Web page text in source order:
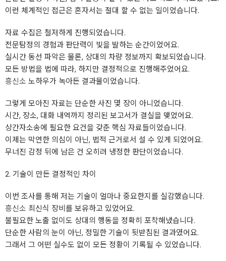
이런 체계적인 접근은 혼자서는 절대 할 수 없는 일이었습니다.
자료 수집은 철저하게 진행되었습니다.
전문탐정의 경험과 판단력이 빛을 발하는 순간이었어요.
실시간 동선 파악은 물론, 상대의 차량 정보까지 확보되었습니다.
모든 방법을 법에 따라, 하지만 결정적으로 진행해주었어요.
흥신소 노하우가 녹아든 결과물이었습니다.
그렇게 모아진 자료는 단순한 사진 몇 장이 아니었습니다.
시간, 장소, 대화 내역까지 정리된 보고서가 결실을 맺었어요.
상간자소송에 필요한 요건을 갖춘 핵심 자료들이었습니다.
이제는 막연한 의심이 아닌, 법적 근거로서 설 수 있게 되었어요.
무너진 감정 뒤에 남은 건 오히려 냉정한 판단이었습니다.
2. 기술이 만든 결정적인 차이
이번 조사를 통해 저는 기술이 얼마나 중요한지를 실감했습니다.
흥신소 최신식 장비를 보유하고 있었어요.
불필요한 노출 없이도 상대의 행동을 정확히 포착해냈습니다.
단순한 사람의 눈이 아닌, 정밀한 기술이 뒷받침된 결과였어요.
그래서 그 어떤 실수도 없이 모든 정황이 기록될 수 있었습니다.